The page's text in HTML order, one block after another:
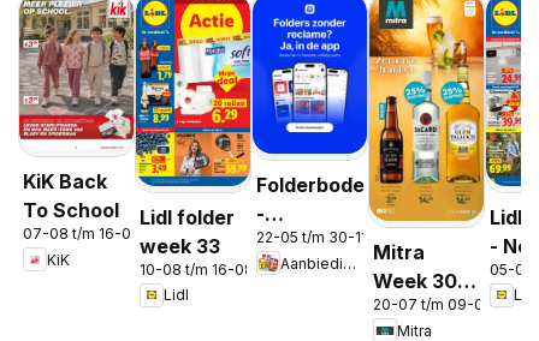
KiK Back
To School
07-08 t/m 16-08-2026
KiK
Lidl folder
week 33
10-08 t/m 16-08-2026
Lidl
Folderbode
-
Aanbiedingen
in de app
22-05 t/m 30-11-2026
Aanbiedingen
Mitra
Week 30 &
31
20-07 t/m 09-08-2026
Mitra
Lidl
-
05-08
Lidl